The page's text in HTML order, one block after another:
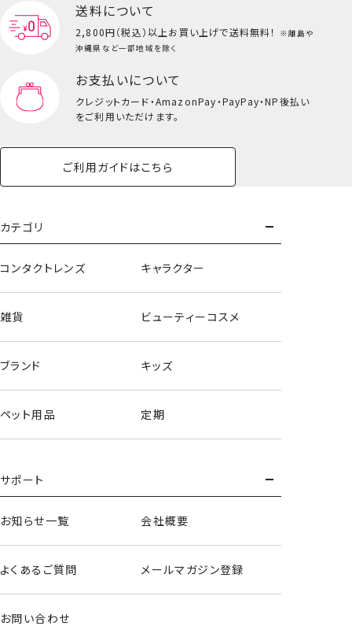
3本セット＜アイテム＞
＜メップル＞
送料について
2,800円（税込）以上お買い上げで送料無料！
※離島や
沖縄県など一部地域を除く
お支払いについて
クレジットカード・AmazonPay・PayPay・NP後払い
をご利用いただけます。
ご利用ガイドはこちら
カテゴリ
コンタクトレンズ キャラクター
雑貨 ビューティーコスメ
ブランド キッズ
ペット用品 定期
サポート
お知らせ一覧 会社概要
よくあるご質問 メールマガジン登録
お問い合わせ